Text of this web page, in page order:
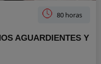
80 horas
AGUARDIENTES Y